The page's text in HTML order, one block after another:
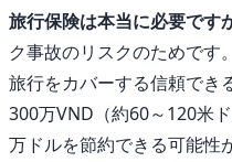
旅行保険は本当に必要です
ク事故のリスクのためです
旅行をカバーする信頼でき
300万VND（約60～120米
万ドルを節約できる可能性